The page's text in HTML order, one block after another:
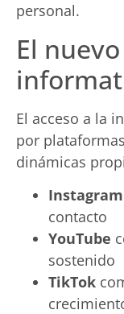
personal.
El
El acceso a la
por
dinámicas
Instagram
contacto
YouTube
sostenido
TikTok